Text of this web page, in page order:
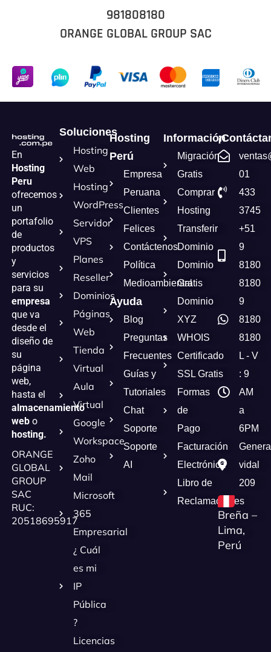
981808180
ORANGE GLOBAL GROUP SAC
En
Hosting
Peru
ofrecemos
un
portafolio
de
productos
y
servicios
para su
empresa
que va
desde el
diseño de
su
página
web,
hasta el
almacenamiento
webo
hosting.
ORANGE
GLOBAL
GROUP
SAC
RUC:
20518695917
Soluciones
Hosting
Web
Hosting
WordPress
Servidor
VPS
Planes
Reseller
Dominios
Páginas
Web
Tienda
Virtual
Aula
Virtual
Google
Workspace
Zoho
Mail
Microsoft
365
Empresarial
¿ Cuál
es mi
IP
Pública
?
Licencias
Hosting
Perú
Empresa
Peruana
Clientes
Felices
Contáctenos
Política
Medioambiental
Ayuda
Blog
Preguntas
Frecuentes
Guías y
Tutoriales
Chat
Soporte
Soporte
AI
Información
Migración
Gratis
Comprar
Hosting
Transferir
Dominio
Dominio
Gratis
Dominio
XYZ
WHOIS
Certificado
SSL Gratis
Formas
de
Pago
Facturación
Electrónica
Libro de
Reclamaciones
01
433
3745
+51
9
8180
8180
9
8180
8180
L - V
: 9
AM
a
6PM
vidal
209
Breña –
Lima,
Perú